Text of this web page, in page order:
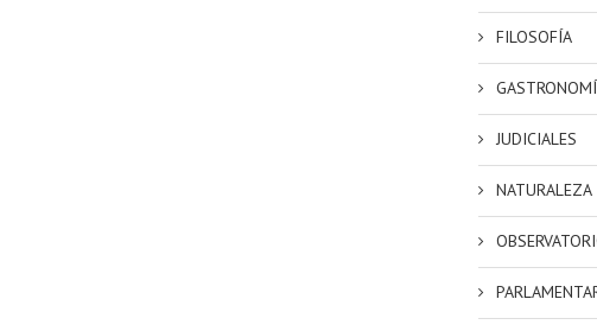
FILOSOFÍA
JUDICIALES
NATURALEZA